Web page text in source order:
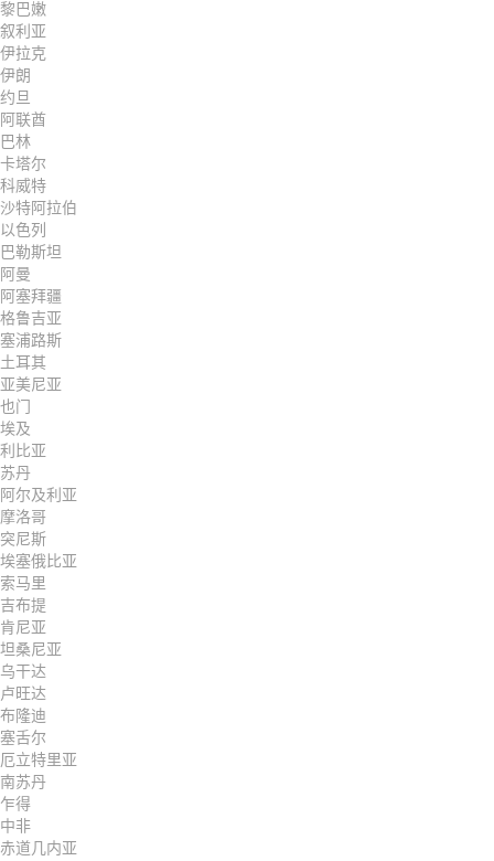
黎巴嫩
叙利亚
伊拉克
伊朗
约旦
阿联酋
巴林
卡塔尔
科威特
沙特阿拉伯
以色列
巴勒斯坦
阿曼
阿塞拜疆
格鲁吉亚
塞浦路斯
土耳其
亚美尼亚
也门
埃及
利比亚
苏丹
阿尔及利亚
摩洛哥
突尼斯
埃塞俄比亚
索马里
吉布提
肯尼亚
坦桑尼亚
乌干达
卢旺达
布隆迪
塞舌尔
厄立特里亚
南苏丹
乍得
中非
赤道几内亚